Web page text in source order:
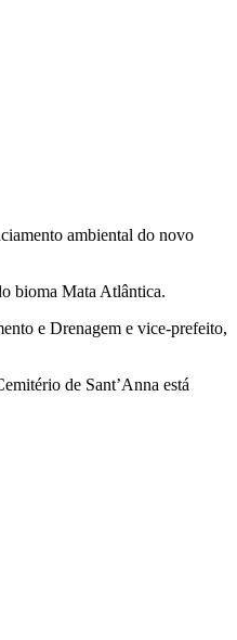
ambiental do novo
bioma Mata Atlântica.
e Drenagem e vice-prefeito,
de Sant’Anna está